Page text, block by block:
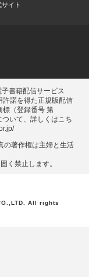
イト
書籍配信サービス
許諾を得た正規版配信
標（登録番号 第
いて、詳しくはこち
の著作権は主婦と⽣活
く禁⽌します。
All rights